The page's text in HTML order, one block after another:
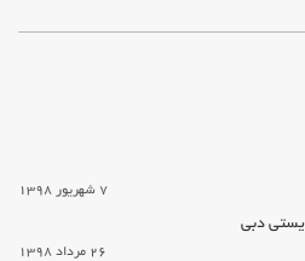
7 شهریور 1398
دبی
26 مرداد 1398